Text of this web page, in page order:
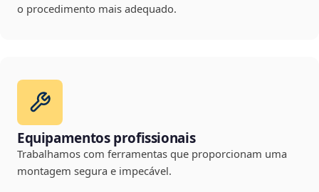
o procedimento mais adequado.
Equipamentos profissionais
Trabalhamos com ferramentas que proporcionam uma
montagem segura e impecável.